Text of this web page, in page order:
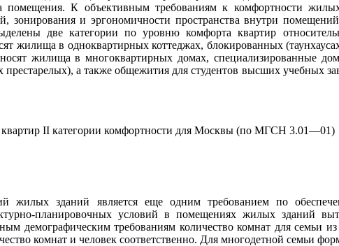
К объективным требованиям к комфортности
зонирования и эргономичности пространства внутри
две категории по уровню комфорта квартир
жилища в одноквартирных коттеджах, блокированных
жилища в многоквартирных домах, специализированные
а также общежития для студентов высших учебных
II категории комфортности для Москвы (по МГСН 3.01—01)
зданий является еще одним требованием по
планировочных условий в помещениях жилых зданий
демографическим требованиям количество комнат для семьи
комнат и человек соответственно. Для многодетной семьи